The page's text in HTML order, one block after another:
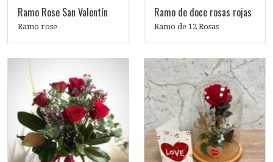
Ramo Rose San Valentín
Ramo rose
Ramo de doce rosas rojas
Ramo de 12 Rosas